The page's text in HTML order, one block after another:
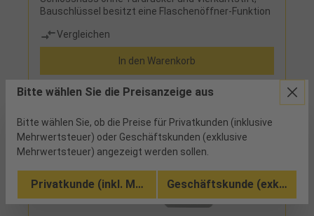
Bauschlüssel besitzt eine Flaschenöffner-Funktion
Vergleichen
In den Warenkorb
Bitte wählen Sie die Preisanzeige aus
Bitte wählen Sie, ob die Preise für Privatkunden (inklusive
Mehrwertsteuer) oder Geschäftskunden (exklusive
Mehrwertsteuer) angezeigt werden sollen.
Privatkunde (inkl. MwSt.) Geschäftskunde (exkl.